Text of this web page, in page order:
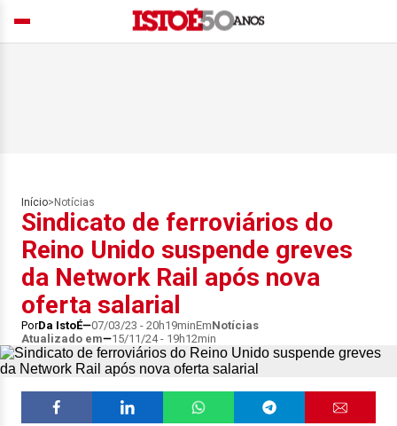
Início> Notícias
Sindicato de ferroviários do
Reino Unido suspende greves
da Network Rail após nova
oferta salarial
PorDa IstoÉ 07/03/23 - 20h19minEmNotícias
Atualizado em
15/11/24 - 19h12min